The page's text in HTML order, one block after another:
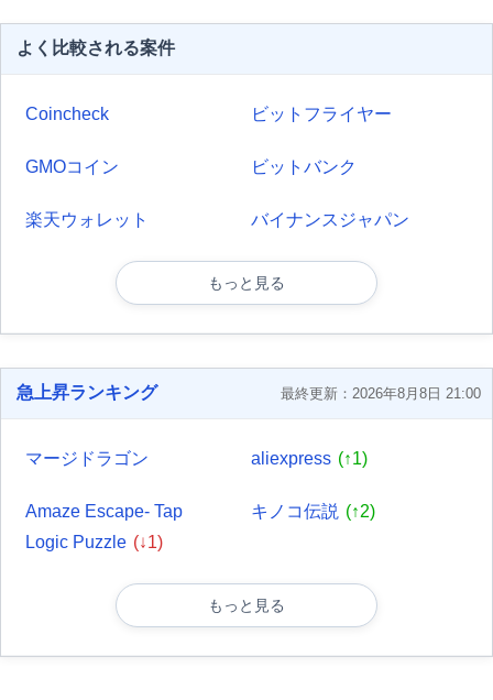
よく比較される案件
Coincheck ビットフライヤー
GMOコイン ビットバンク
楽天ウォレット バイナンスジャパン
もっと見る
急上昇ランキング 最終更新：2026年8月8日 21:00
マージドラゴン aliexpress (↑1)
Amaze Escape- Tap
Logic Puzzle (↓1)
キノコ伝説 (↑2)
もっと見る